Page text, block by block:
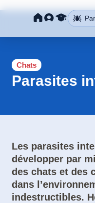
Chats
Parasites
Les parasites
développer par
des chats et des
dans
indestructibles.